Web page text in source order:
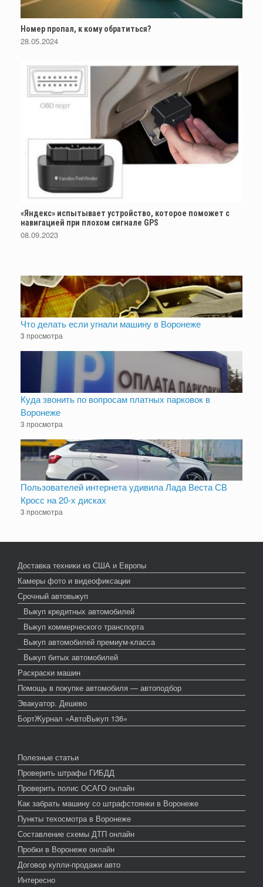
Номер пропал, к кому обратиться?
28.05.2024
«Яндекс» испытывает устройство, которое поможет с
навигацией при плохом сигнале GPS
08.09.2023
Что делать если угнали машину в Воронеже
3 просмотра
Куда звонить по вопросам платных парковок в
Воронеже
3 просмотра
Пользователей интернета удивила Лада Веста СВ
Кросс на 20-х дисках
3 просмотра
Доставка техники из США и Европы
Камеры фото и видеофиксации
Срочный автовыкуп
Выкуп кредитных автомобилей
Выкуп коммерческого транспорта
Выкуп автомобилей премиум-класса
Выкуп битых автомобилей
Раскраски машин
Помощь в покупке автомобиля — автоподбор
Эвакуатор. Дешево
БортЖурнал «АвтоВыкуп 136»
Полезные статьи
Проверить штрафы ГИБДД
Проверить полис ОСАГО онлайн
Как забрать машину со штрафстоянки в Воронеже
Пункты техосмотра в Воронеже
Составление схемы ДТП онлайн
Пробки в Воронеже онлайн
Договор купли-продажи авто
Интересно